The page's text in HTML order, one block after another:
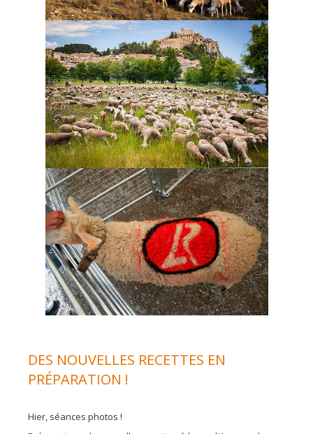
DES NOUVELLES RECETTES EN
PRÉPARATION !
Hier, séances photos !